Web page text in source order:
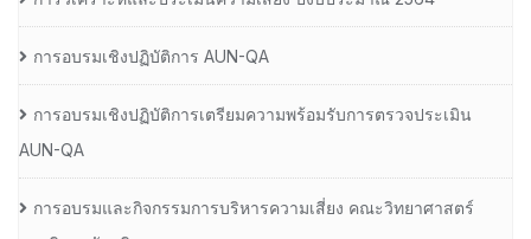
การอบรมเชิงปฏิบัติการ AUN-QA
การอบรมเชิงปฏิบัติการเตรียมความพร้อมรับการตรวจประเมิน
AUN-QA
การอบรมและกิจกรรมการบริหารความเสี่ยง คณะวิทยาศาสตร์